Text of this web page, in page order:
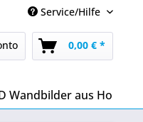
Service/Hilfe
0,00 € *
Wandbilder aus Holz